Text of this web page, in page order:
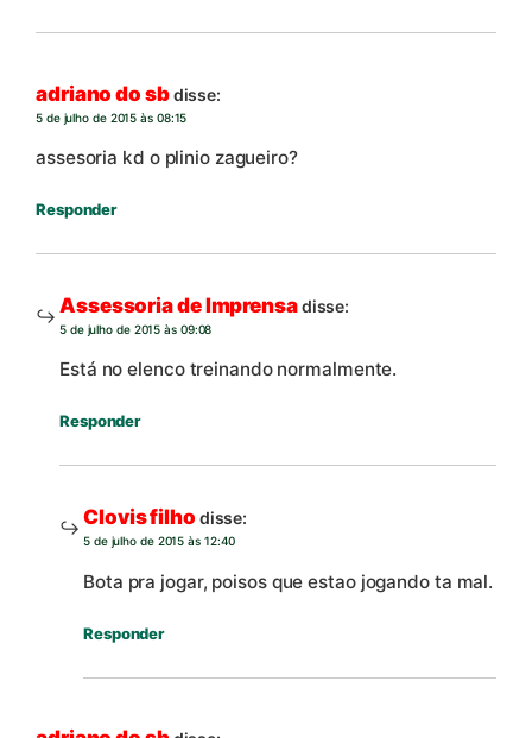
adriano do sbdisse:
5 de julho de 2015 às 08:15
assesoria kd o plinio zagueiro?
Responder
Assessoria de Imprensadisse:
5 de julho de 2015 às 09:08
Está no elenco treinando normalmente.
Responder
Clovis filho disse:
5 de julho de 2015 às 12:40
Bota pra jogar, poisos que estao jogando ta mal.
Responder